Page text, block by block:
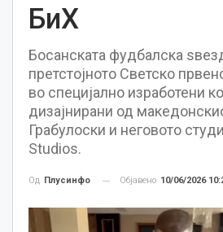
БиХ
Босанската фудбалска
претстојното Светско
во специјално изработени
дизајнирани од
Грабулоски и неговото
Studios.
Од Плусинфо Објавено 10/06/2026